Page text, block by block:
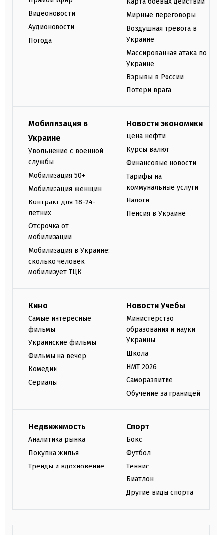
Видеоновости
Аудионовости
Погода
Карта боевых действий
Мирные переговоры
Воздушная тревога в
Украине
Массированная атака по
Украине
Взрывы в России
Потери врага
Мобилизация в
Украине
Увольнение с военной
службы
Мобилизация 50+
Мобилизация женщин
Контракт для 18-24-
летних
Отсрочка от
мобилизации
Мобилизация в Украине:
сколько человек
мобилизует ТЦК
Новости экономики
Цена нефти
Курсы валют
Финансовые новости
Тарифы на
коммунальные услуги
Налоги
Пенсия в Украине
Кино
Самые интересные
фильмы
Украинские фильмы
Фильмы на вечер
Комедии
Сериалы
Новости Учебы
Министерство
образования и науки
Украины
Школа
НМТ 2026
Саморазвитие
Обучение за границей
Недвижимость
Аналитика рынка
Покупка жилья
Тренды и вдохновение
Спорт
Бокс
Футбол
Теннис
Биатлон
Другие виды спорта